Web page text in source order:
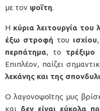
με τον ψοΐτη.
Η κύρια λειτουργία του
έξω στροφή του ισχίου
περπάτημα, το τρέξιμο
Επιπλέον, παίζει
λεκάνης και της
Ο λαγονοψοΐτης μυς
και δεν είναι εύκολα